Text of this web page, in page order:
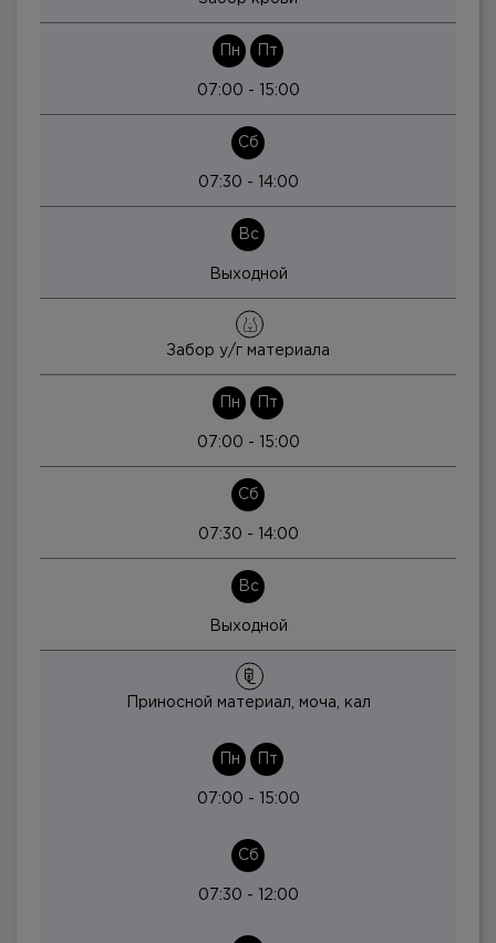
Пн Пт
07:00 - 15:00
Сб
07:30 - 14:00
Вс
Выходной
Забор у/г материала
Пн Пт
07:00 - 15:00
Сб
07:30 - 14:00
Вс
Выходной
Приносной материал, моча, кал
Пн Пт
07:00 - 15:00
Сб
07:30 - 12:00